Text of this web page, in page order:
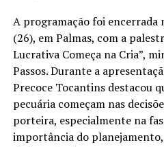
A programação foi encerrada
(26), em Palmas, com a
Lucrativa Começa na Cria”,
Passos. Durante a
Precoce Tocantins destacou
pecuária começam nas
porteira, especialmente na
importância do planejamento,